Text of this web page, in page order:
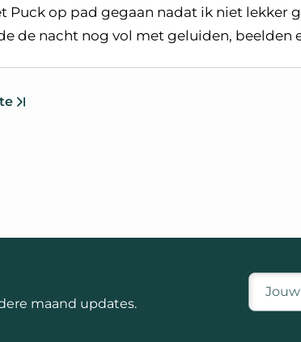
Puck op pad gegaan nadat ik niet lekker
de nacht nog vol met geluiden, beelden
maand updates.
E-